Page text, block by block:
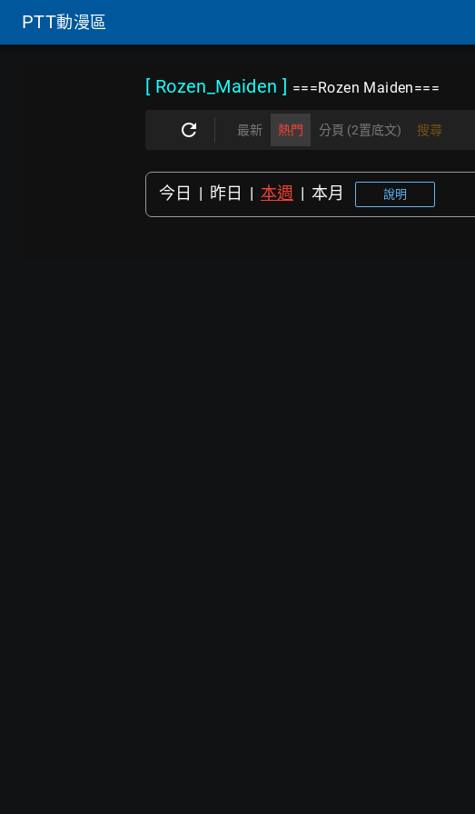
PTT動漫區
[ Rozen_Maiden ] ===Rozen Maiden===
最新 熱門 分頁 (2置底文) 搜尋
今日 | 昨日 | 本週 | 本月 說明